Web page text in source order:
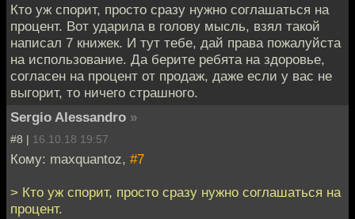
Кто уж спорит, просто сразу нужно соглашаться на
процент. Вот ударила в голову мысль, взял такой
написал 7 книжек. И тут тебе, дай права пожалуйста
на использование. Да берите ребята на здоровье,
согласен на процент от продаж, даже если у вас не
выгорит, то ничего страшного.
Sergio Alessandro »
#8 | 16.10.18 19:57
Кому: maxquantoz, #7
> Кто уж спорит, просто сразу нужно соглашаться на
процент.